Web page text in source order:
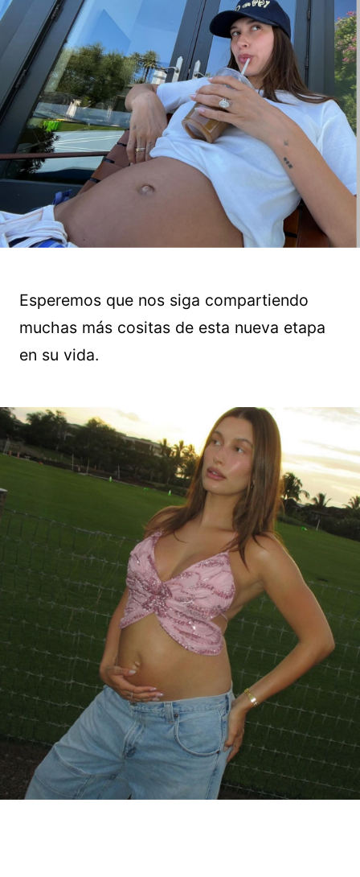
Esperemos que nos siga compartiendo
muchas más cositas de esta nueva etapa
en su vida.